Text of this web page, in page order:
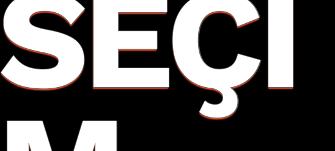
SEÇI